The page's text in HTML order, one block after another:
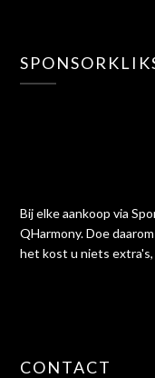
Bij elke aankoop via
QHarmony. Doe
het kost u niets
CONTACT